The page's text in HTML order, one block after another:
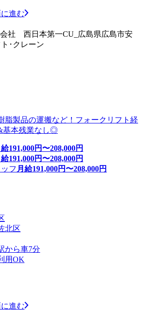
進む
社 西日本第一CU_広島県広島市安
･クレーン
脂製品の運搬など！フォークリフト経
基本残業なし◎
給191,000円〜208,000円
給191,000円〜208,000円
フ 月給191,000円〜208,000円
北区
から車7分
用OK
進む